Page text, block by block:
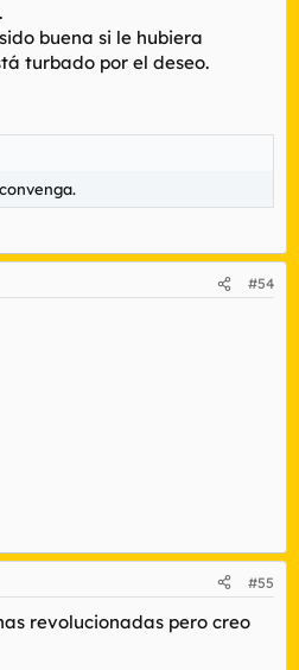
buena si le hubiera
turbado por el deseo.
#54
#55
revolucionadas pero creo